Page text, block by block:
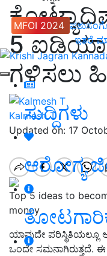
MFOI 2024
ಇತರೆ
ಸುದ್ದಿಗಳು
ಆರೋಗ್ಯ
5
ಗಳಿಸಲು
Kalmesh T
Updated on: 17
Top 5 ideas to
money
ಯಾವುದೇ ಪರಿಸ್ಥಿತಿಯಲ್ಲೂ
ಒಂದೇ ಸಮನಾಗಿರುತ್ತದೆ. ಈ